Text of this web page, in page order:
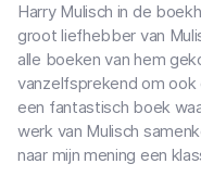
Harry Mulisch in de
groot liefhebber van
alle boeken van hem
vanzelfsprekend om
een fantastisch boek
werk van Mulisch
naar mijn mening een